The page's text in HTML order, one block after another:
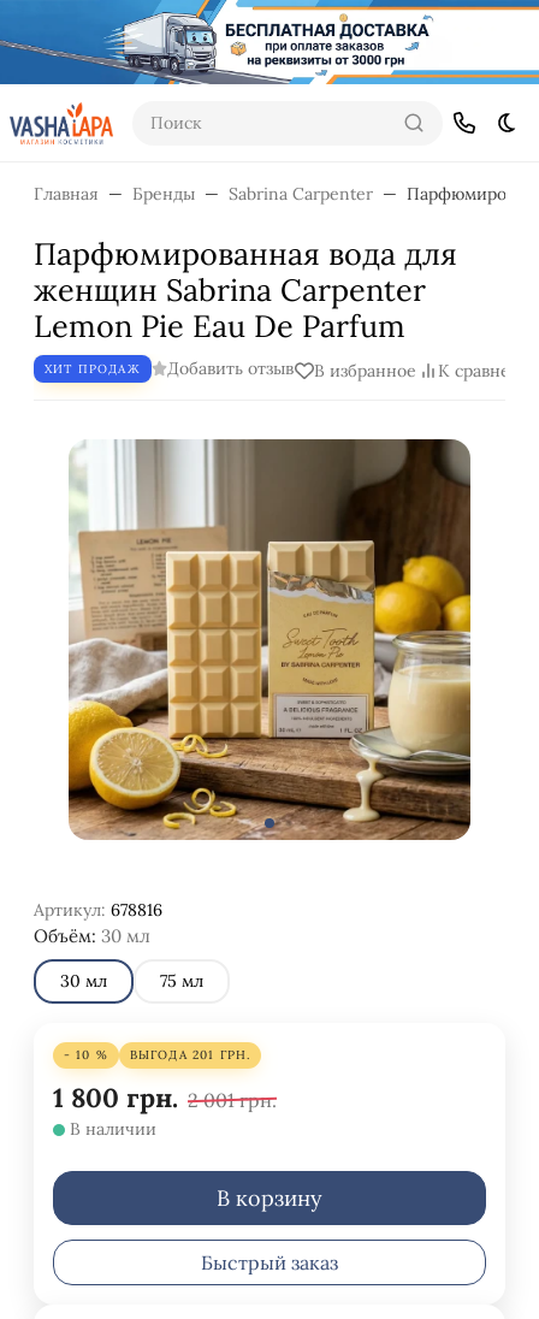
Поиск
Главная Бренды Sabrina Carpenter
Парфюмированная вода для
женщин Sabrina Carpenter
Lemon Pie Eau De Parfum
ХИТ ПРОДАЖ Добавить отзыв В избранное К
Артикул: 678816
Объём: 30 мл
30 мл 75 мл
- 10 % ВЫГОДА 201 ГРН.
1 800 грн. 2 001 грн.
В наличии
В корзину
Быстрый заказ